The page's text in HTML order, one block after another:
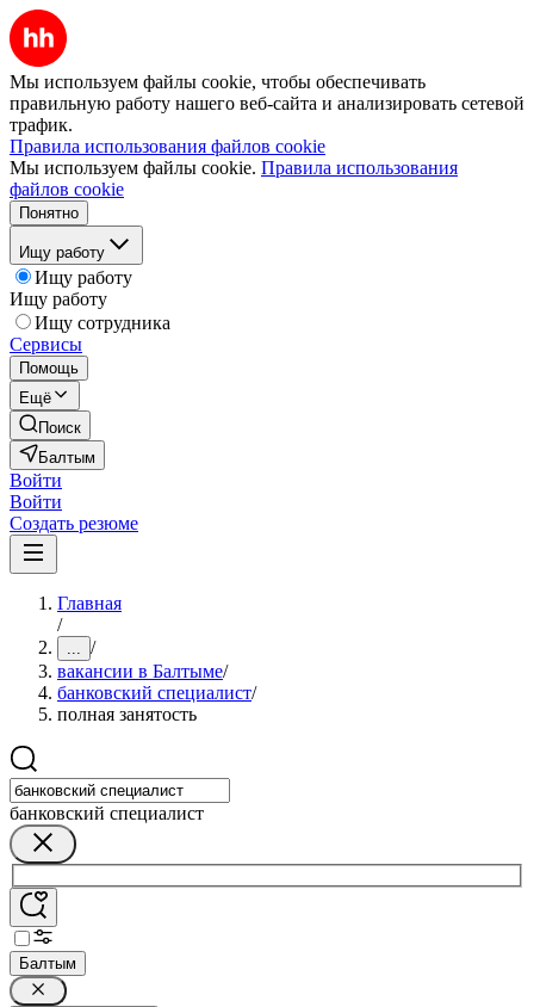
Мы используем файлы cookie, чтобы обеспечивать
правильную работу нашего веб-сайта и анализировать сетевой
трафик.
Правила использования файлов cookie
Мы используем файлы cookie. Правила использования
файлов cookie
Понятно
Ищу работу
Ищу работу
Ищу работу
Ищу сотрудника
Сервисы
Помощь
Ещё
Поиск
Балтым
Войти
Войти
Создать резюме
Главная
/
... /
вакансии в Балтыме/
банковский специалист/
полная занятость
банковский специалист
Балтым